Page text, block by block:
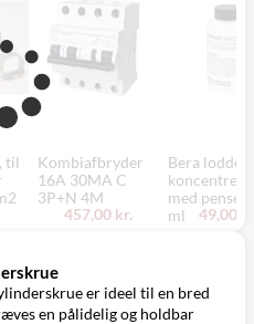
til
Kombiafbryder
16A 30MA C
3P+N 4M
457,00 kr.
Bera
med pensel,
ml
49,00
er ideel til en bred
en pålidelig og holdbar